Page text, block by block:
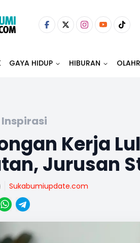
GAYA HIDUP HIBURAN
Inspirasi
Kerja
Jurusan
Sukabumiupdate.com